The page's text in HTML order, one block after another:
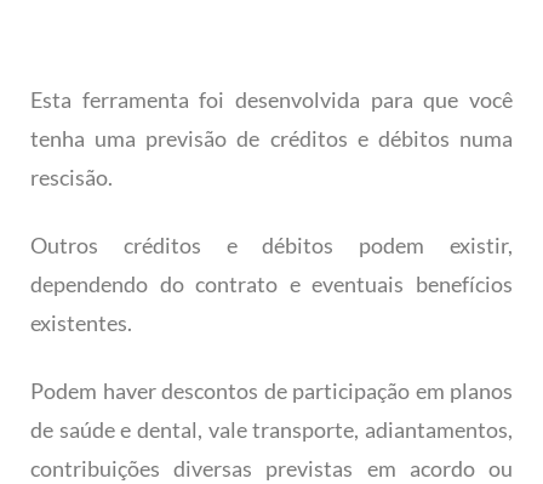
Esta ferramenta foi desenvolvida para que você
tenha uma previsão de créditos e débitos numa
rescisão.
Outros créditos e débitos podem existir,
dependendo do contrato e eventuais benefícios
existentes.
Podem haver descontos de participação em planos
de saúde e dental, vale transporte, adiantamentos,
contribuições diversas previstas em acordo ou